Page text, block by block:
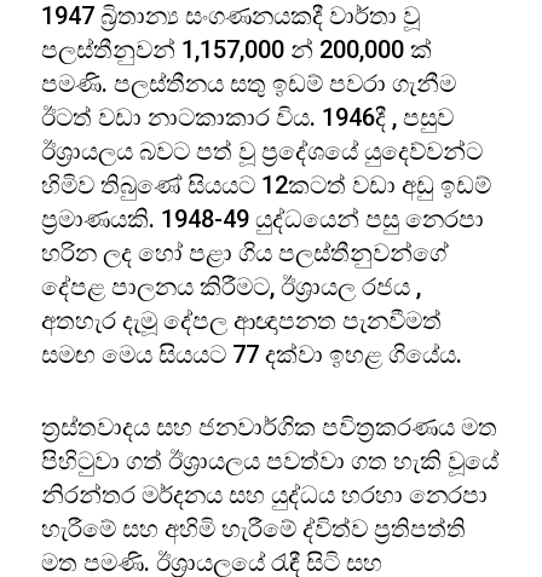
1947 බ්‍රිතාන්‍ය සංගණනයකදී වාර්තා වූ
පලස්තීනුවන් 1,157,000 න් 200,000 ක්
පමණි. පලස්තීනය සතු ඉඩම් පවරා ගැනීම
ඊටත් වඩා නාටකාකාර විය. 1946දී , පසුව
ඊශ්‍රායලය බවට පත් වූ ප්‍රදේශයේ යුදෙව්වන්ට
හිමිව තිබුණේ සියයට 12කටත් වඩා අඩු ඉඩම්
ප්‍රමාණයකි. 1948-49 යුද්ධයෙන් පසු නෙරපා
හරින ලද හෝ පළා ගිය පලස්තීනුවන්ගේ
දේපළ පාලනය කිරීමට, ඊශ්‍රායල රජය ,
අතහැර දැමූ දේපල ආඥාපනත පැනවීමත්
සමඟ මෙය සියයට 77 දක්වා ඉහළ ගියේය.
ත්‍රස්තවාදය සහ ජනවාර්ගික පවිත්‍රකරණය මත
පිහිටුවා ගත් ඊශ්‍රායලය පවත්වා ගත හැකි වූයේ
නිරන්තර මර්දනය සහ යුද්ධය හරහා නෙරපා
හැරීමේ සහ අහිමි හැරීමේ ද්විත්ව ප්‍රතිපත්ති
මත පමණි. ඊශ්‍රායලයේ රැඳී සිටි සහ